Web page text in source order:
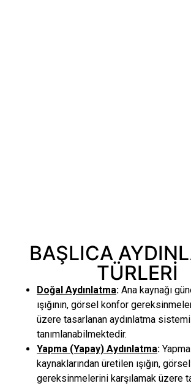
BAŞLICA
TÜRLERİ
Doğal Aydınlatma: Ana kaynağı
ışığının, görsel konfor
üzere tasarlanan aydınlatma
tanımlanabilmektedir.
Yapma (Yapay) Aydınlatma: Yapma
kaynaklarından üretilen ışığın,
gereksinmelerini karşılamak üzere